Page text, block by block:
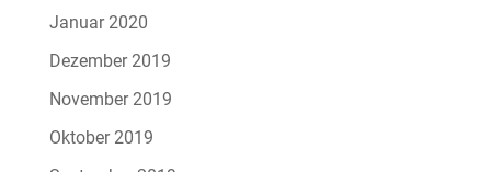
Januar 2020
Dezember 2019
November 2019
Oktober 2019